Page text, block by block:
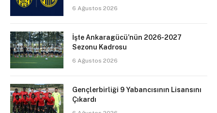
6 Ağustos 2026
İşte Ankaragücü’nün 2026-2027
Sezonu Kadrosu
6 Ağustos 2026
Gençlerbirliği 9 Yabancısının Lisansını
Çıkardı